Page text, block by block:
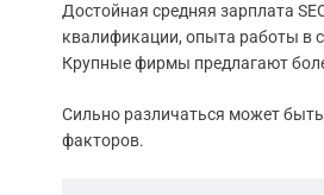
Достойная средняя зарплата
квалификации, опыта работы в
Крупные фирмы предлагают
Сильно различаться может быть
факторов.